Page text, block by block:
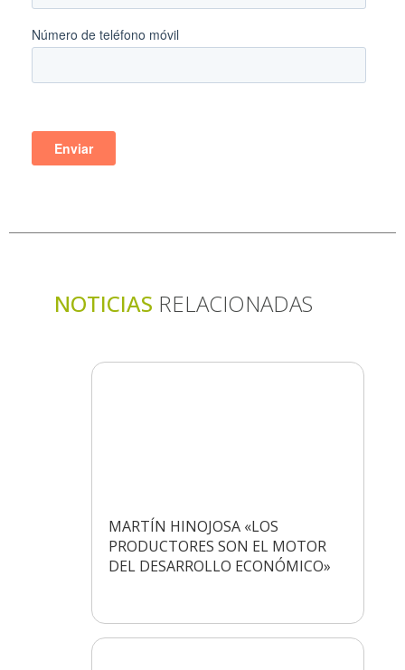
NOTICIAS RELACIONADAS
MARTÍN HINOJOSA «LOS
PRODUCTORES SON EL MOTOR
DEL DESARROLLO ECONÓMICO»